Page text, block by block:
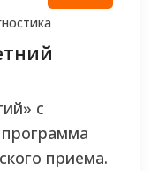
с
приема.